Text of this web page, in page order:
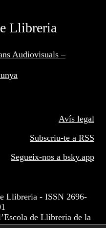
Llibreria
Audiovisuals –
Avís legal
Subscriu-te a RSS
Segueix-nos a bsky.app
Llibreria - ISSN 2696-
de Llibreria de la